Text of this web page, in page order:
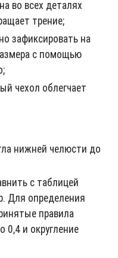
во всех деталях
трение;
зафиксировать на
с помощью
чехол облегчает
нижней челюсти до
с таблицей
Для определения
правила
0,4 и округление